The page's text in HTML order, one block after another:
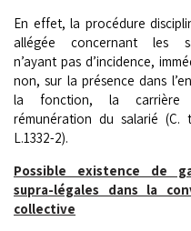
En effet, la procédure
allégée concernant les
n’ayant pas d’incidence,
non, sur la présence dans
la fonction, la
rémunération du salarié (C.
L.1332-2).
Possible existence de
supra-légales dans la
collective